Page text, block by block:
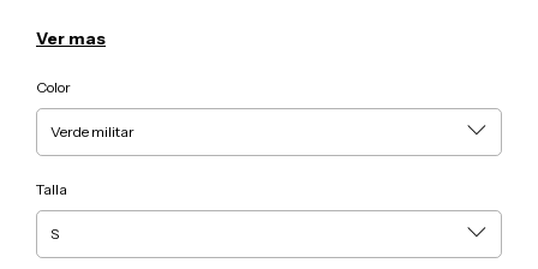
• Material: Gabardina 100% algodón
S (27–29 o menos)
M (30–32)
L (32–34)
• Unisex
Cuidados
• Lavar a mano con agua fría o en ciclo delicado
• Secar colgado
Ver mas
Color
Talla